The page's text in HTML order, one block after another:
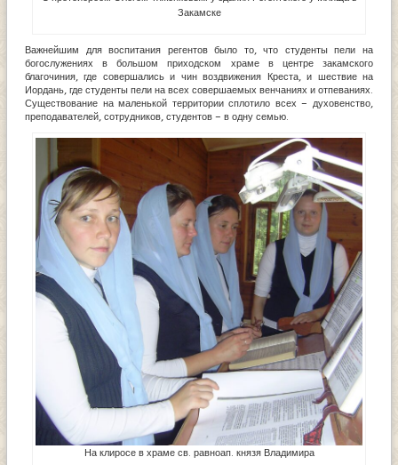
Закамске
Важнейшим для воспитания регентов было то, что студенты пели на
богослужениях в большом приходском храме в центре закамского
благочиния, где совершались и чин воздвижения Креста, и шествие на
Иордань, где студенты пели на всех совершаемых венчаниях и отпеваниях.
Существование на маленькой территории сплотило всех – духовенство,
преподавателей, сотрудников, студентов – в одну семью.
На клиросе в храме св. равноап. князя Владимира